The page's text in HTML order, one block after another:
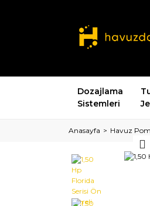
Dozajlama
Sistemleri
Anasayfa Havuz